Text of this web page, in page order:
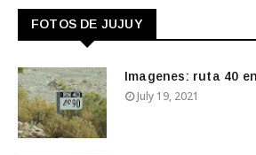
FOTOS DE JUJUY
Imagenes: ruta 40
July 19, 2021